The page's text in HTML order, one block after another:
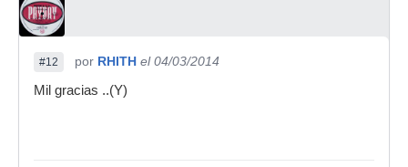
#12 por RHITH el 04/03/2014
Mil gracias ..(Y)